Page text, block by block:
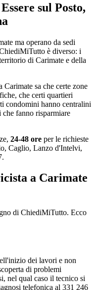
sul Posto,
ma operano da sedi
è diverso: i
di Carimate e della
sa che certe zone
che certi quartieri
condomini hanno centralini
fanno risparmiare
24-48 ore per le richieste
Caglio, Lanzo d'Intelvi,
a Carimate
di ChiediMiTutto. Ecco
dei lavori e non
di problemi
nel qual caso il tecnico si
telefonica al 331 246